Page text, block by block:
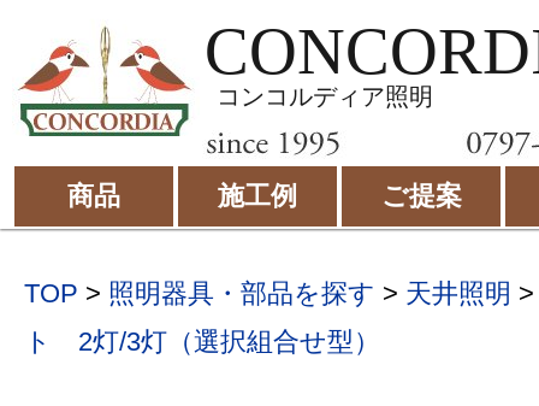
コンコルディア照明
商品 施工例 ご提案
TOP > 照明器具・部品を探す > 天井照明
ト 2灯/3灯（選択組合せ型）